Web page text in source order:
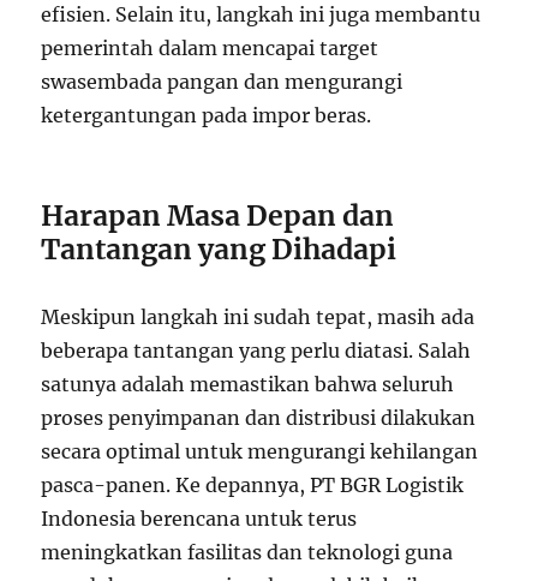
efisien. Selain itu, langkah ini juga membantu
pemerintah dalam mencapai target
swasembada pangan dan mengurangi
ketergantungan pada impor beras.
Harapan Masa Depan dan
Tantangan yang Dihadapi
Meskipun langkah ini sudah tepat, masih ada
beberapa tantangan yang perlu diatasi. Salah
satunya adalah memastikan bahwa seluruh
proses penyimpanan dan distribusi dilakukan
secara optimal untuk mengurangi kehilangan
pasca-panen. Ke depannya, PT BGR Logistik
Indonesia berencana untuk terus
meningkatkan fasilitas dan teknologi guna